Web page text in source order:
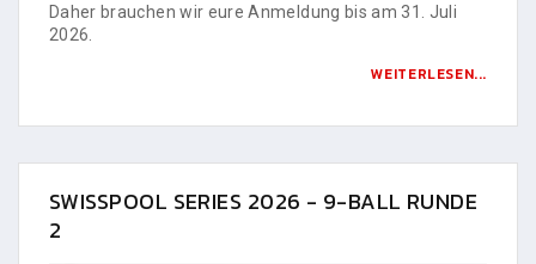
Daher brauchen wir eure Anmeldung bis am 31. Juli
2026.
WEITERLESEN...
SWISSPOOL SERIES 2026 - 9-BALL RUNDE
2